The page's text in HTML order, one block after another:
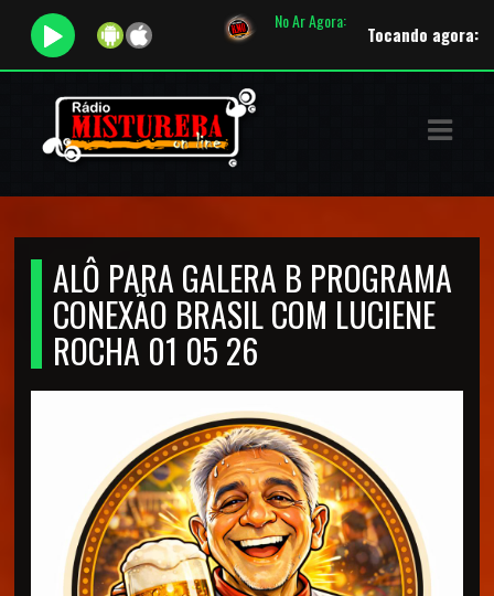
No Ar Agora:
Tocando agora:
ALÔ PARA GALERA B PROGRAMA
CONEXÃO BRASIL COM LUCIENE
ROCHA 01 05 26